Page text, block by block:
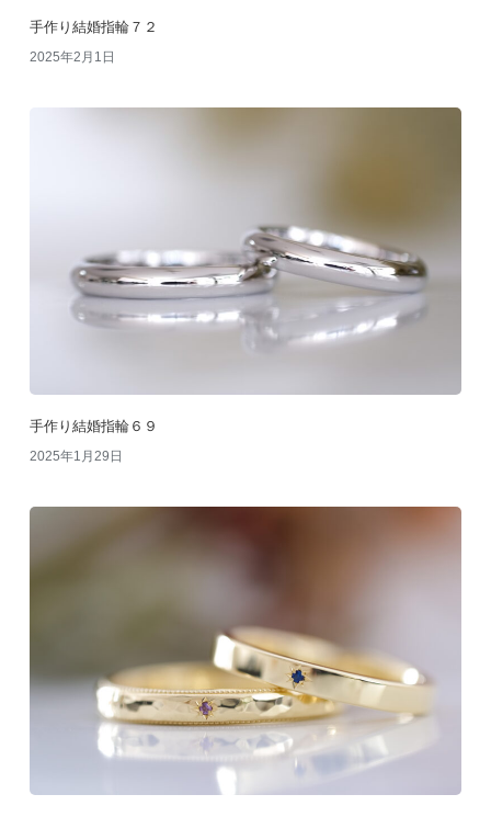
手作り結婚指輪７２
2025年2月1日
手作り結婚指輪６９
2025年1月29日